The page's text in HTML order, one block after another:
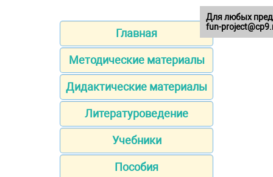
Главная
Методические материалы
Дидактические материалы
Литературоведение
Учебники
Пособия
Для любых
fun-